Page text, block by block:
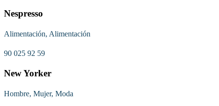
Nespresso
Alimentación, Alimentación
90 025 92 59
New Yorker
Hombre, Mujer, Moda